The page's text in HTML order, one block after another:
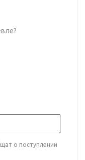
о поступлении